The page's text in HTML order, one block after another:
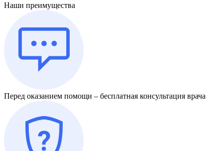
Наши преимущества
Перед оказанием помощи – бесплатная консультация врача